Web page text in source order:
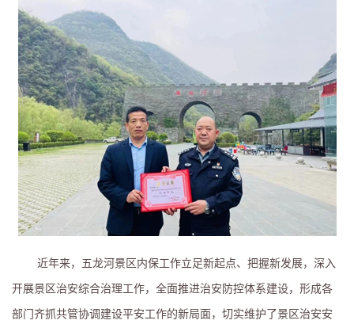
近年来，五龙河景区内保工作立足新起点、把握新发展，深入
开展景区治安综合治理工作，全面推进治安防控体系建设，形成各
部门齐抓共管协调建设平安工作的新局面，切实维护了景区治安安